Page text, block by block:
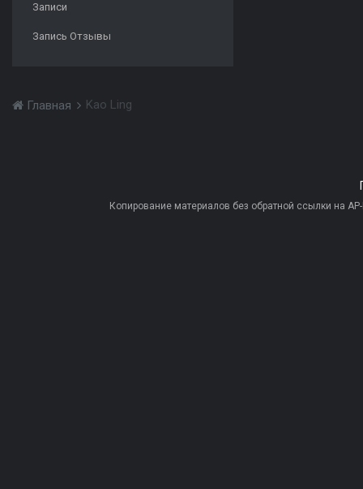
Записи
Запись Отзывы
Главная Kao Ling
Копирование материалов без обратной ссылки на